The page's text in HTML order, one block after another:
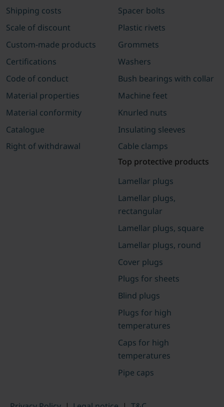
Shipping costs
Scale of discount
Custom-made products
Certifications
Code of conduct
Material properties
Material conformity
Catalogue
Right of withdrawal
Spacer bolts
Plastic rivets
Grommets
Washers
Bush bearings with collar
Machine feet
Knurled nuts
Insulating sleeves
Cable clamps
Top protective products
Lamellar plugs
Lamellar plugs,
rectangular
Lamellar plugs, square
Lamellar plugs, round
Cover plugs
Plugs for sheets
Blind plugs
Plugs for high
temperatures
Caps for high
temperatures
Pipe caps